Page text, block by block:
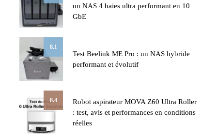
un NAS 4 baies ultra performant en 10
GbE
8.1
Test Beelink ME Pro : un NAS hybride
performant et évolutif
8.4
Robot aspirateur MOVA Z60 Ultra Roller
: test, avis et performances en conditions
réelles